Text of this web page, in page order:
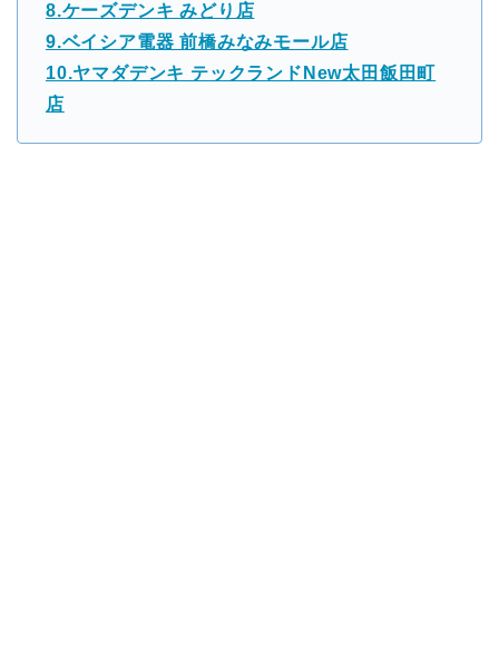
8.ケーズデンキ みどり店
9.ベイシア電器 前橋みなみモール店
10.ヤマダデンキ テックランドNew太田飯田町
店